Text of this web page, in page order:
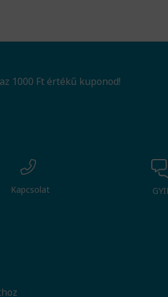
1000 Ft értékű kuponod!
Kapcsolat